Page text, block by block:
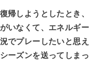
帰しようとしたとき、
いなくて、エネルギー
でプレーしたいと思え
ーズンを送ってしまっ